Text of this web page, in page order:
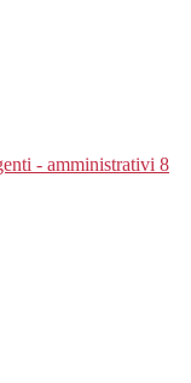
- amministrativi 8